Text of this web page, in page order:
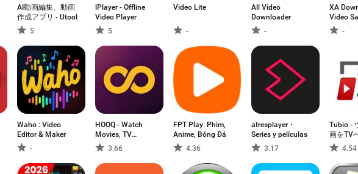
AI動画編集、動画
作成アプリ - Utool
5
lPlayer - Offline
Video Player
5
Video Lite
-
All Video
Downloader
-
XA
Video
-
Waho : Video
Editor & Maker
-
HOOQ - Watch
Movies, TV
Shows, Live
Channels, News
3.66
FPT Play: Phim,
Anime, Bóng Đá
4.36
atresplayer・
Series y películas
3.17
Tubio -
画をTV
4.54